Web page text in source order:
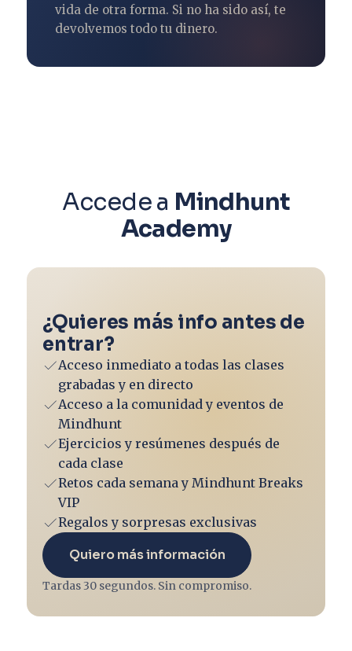
vida de otra forma. Si no ha sido así, te
devolvemos todo tu dinero.
Accede a Mindhunt
Academy
ACCESO A LA ACADEMIA
¿Quieres más info antes de
entrar?
Acceso inmediato a todas las clases
grabadas y en directo
Acceso a la comunidad y eventos de
Mindhunt
Ejercicios y resúmenes después de
cada clase
Retos cada semana y Mindhunt Breaks
VIP
Regalos y sorpresas exclusivas
Quiero más información
Tardas 30 segundos. Sin compromiso.